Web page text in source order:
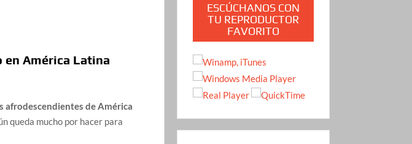
en América Latina
afrodescendientes de América
queda mucho por hacer para
ESCÚCHANOS CON
TU REPRODUCTOR
FAVORITO